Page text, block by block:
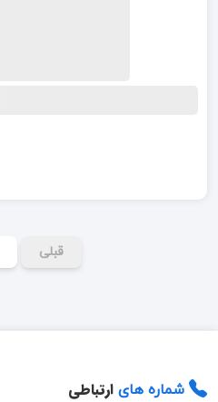
قبلی
شماره های ارتباطی